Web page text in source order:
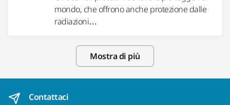
mondo, che offrono anche protezione dalle
radiazioni…
Mostra di più
Contattaci